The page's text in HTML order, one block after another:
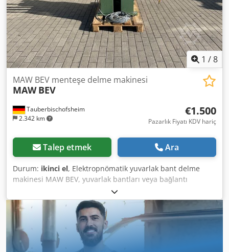
1 /8
Tauberbischofsheim
2.342 km
MAW BEV menteşe delme makinesi
MAW BEV
€1.500
Pazarlık Fiyatı KDV hariç
Talep etmek Ara
Durum: ikinci el, Elektropnömatik yuvarlak bant delme
makinesi MAW BEV, yuvarlak bantları veya bağlantı
parçalarını delmek için kullanılır. Teknik Özellikler: - Destek
tablası: 300 x 37 cm Dcsdszrytfepfx Ah Tok - Motor: 1,6 kW -
Ağırlık: 180 kg